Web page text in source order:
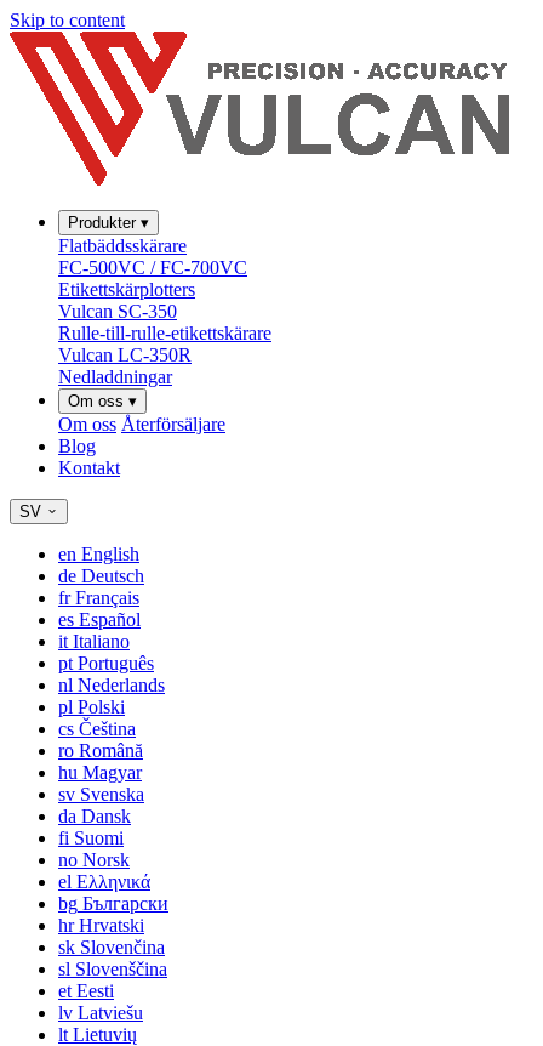
Skip to content
Produkter ▾
Flatbäddsskärare
FC-500VC / FC-700VC
Etikettskärplotters
Vulcan SC-350
Rulle-till-rulle-etikettskärare
Vulcan LC-350R
Nedladdningar
Om oss ▾
Om oss Återförsäljare
Blog
Kontakt
SV
en English
de Deutsch
frFrançais
es Español
it Italiano
pt Português
nl Nederlands
pl Polski
cs Čeština
ro Română
hu Magyar
sv Svenska
da Dansk
fi Suomi
no Norsk
el Ελληνικά
bg Български
hrHrvatski
sk Slovenčina
sl Slovenščina
et Eesti
lv Latviešu
lt Lietuvių